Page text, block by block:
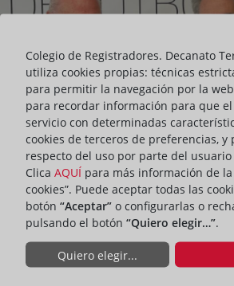
Colegio de Registradores. Decanato
utiliza cookies propias: técnicas
para permitir la navegación por la
para recordar información para que
servicio con determinadas
cookies de terceros de preferencias, y
respecto del uso por parte del
Clica AQUÍ para más información de la
cookies”. Puede aceptar todas las
botón “Aceptar” o configurarlas o
pulsando el botón “Quiero elegir…”.
Quiero elegir...